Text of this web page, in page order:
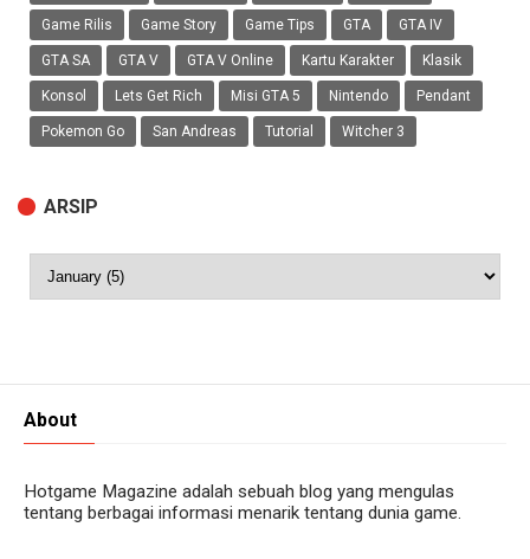
Game Rilis Game Story Game Tips GTA GTA IV
GTA SA GTA V GTA V Online Kartu Karakter Klasik
Konsol Lets Get Rich Misi GTA 5 Nintendo Pendant
Pokemon Go San Andreas Tutorial Witcher 3
ARSIP
About
Hotgame Magazine adalah sebuah blog yang mengulas
tentang berbagai informasi menarik tentang dunia game.